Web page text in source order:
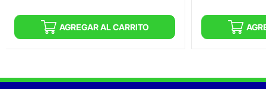
AGREGAR AL CARRITO